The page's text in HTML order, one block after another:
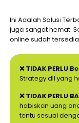
Ini Adalah Solusi
juga sangat hemat.
online sudah
❌ TIDAK PERLU
Strategy dll yang
❌ TIDAK PERLU
habiskan uang
tentu sesuai